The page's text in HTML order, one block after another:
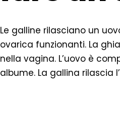
Le galline rilasciano un
ovarica funzionanti. La
nella vagina. L’uovo è
albume. La gallina rilascia